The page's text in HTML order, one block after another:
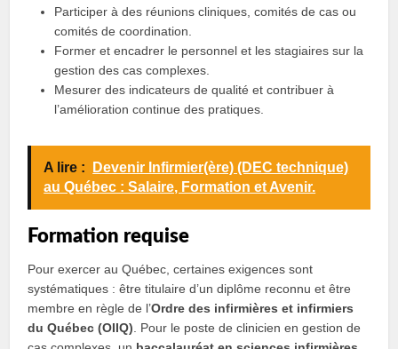
Participer à des réunions cliniques, comités de cas ou
comités de coordination.
Former et encadrer le personnel et les stagiaires sur la
gestion des cas complexes.
Mesurer des indicateurs de qualité et contribuer à
l’amélioration continue des pratiques.
A lire :
Devenir Infirmier(ère) (DEC technique)
au Québec : Salaire, Formation et Avenir.
Formation requise
Pour exercer au Québec, certaines exigences sont
systématiques : être titulaire d’un diplôme reconnu et être
membre en règle de l’Ordre des infirmières et infirmiers
du Québec (OIIQ) . Pour le poste de clinicien en gestion de